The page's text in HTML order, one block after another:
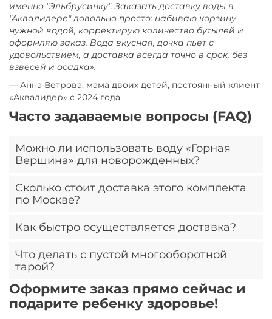
именно "Эльбрусинку". Заказать доставку воды в
"Аквалидере" довольно просто: набиваю корзину
нужной водой, корректирую количество бутылей и
оформляю заказ. Вода вкусная, дочка пьет с
удовольствием, а доставка всегда точно в срок, без
взвесей и осадка».
— Анна Ветрова, мама двоих детей, постоянный клиент
«Аквалидер» с 2024 года.
Часто задаваемые вопросы (FAQ)
Можно ли использовать воду «Горная
Вершина» для новорожденных?
Да, благодаря низкой минерализации (218,5 мг/л) и
сбалансированному составу она отлично подходит
дней жизни. В данном наборе она идеально
позволяя чередовать воду для разнообразия
минерального рациона.
Сколько стоит доставка этого комплекта
по Москве?
Доставка абсолютно бесплатна! Условие бесплатной
Поскольку комплект «Детский набор» уже включает
4 бутыли, вы автоматически получаете право на
бесплатную доставку до двери.
Как быстро осуществляется доставка?
При оформлении заказа до 12:00 мы доставим ваш
комплект в тот же день (в течение 6 часов). Вы сами
выбираете удобный двухчасовой интервал.
Что делать с пустой многооборотной
тарой?
Курьер «Аквалидера» заберет пустые бутыли при
следующей доставке. Это экологично, гигиенично
Оформите заказ прямо сейчас и
подарите ребенку здоровье!